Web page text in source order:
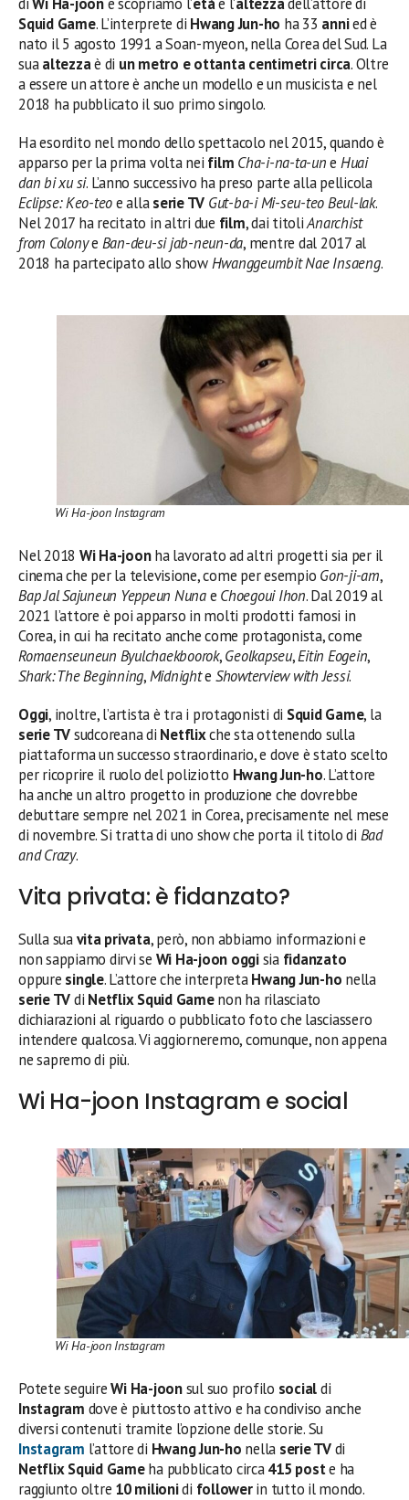
Squid Game. L’interprete di Hwang Jun-ho ha 33 annied è
nato il 5 agosto 1991 a Soan-myeon, nella Corea del Sud. La
suaaltezzaè di un metro e ottanta centimetri circa. Oltre
a essere un attore è anche un modello e un musicista e nel
2018 ha pubblicato il suo primo singolo.
Ha esordito nel mondo dello spettacolo nel 2015, quando è
apparso per la prima volta nei film Cha-i-na-ta-une Huai
dan bi xu si. L’anno successivo ha preso parte alla pellicola
Eclipse: Keo-teoe allaserie TV Gut-ba-i Mi-seu-teo Beul-lak.
Nel 2017 ha recitato in altri due film, dai titoliAnarchist
from Colonye Ban-deu-si jab-neun-da, mentre dal 2017 al
2018 ha partecipato allo showHwanggeumbit Nae Insaeng.
Wi Ha-joon Instagram
Nel 2018 Wi Ha-joonha lavorato ad altri progetti sia per il
cinema che per la televisione, come per esempio Gon-ji-am,
Bap Jal Sajuneun Yeppeun Nunae Choegoui Ihon. Dal 2019 al
2021 l’attore è poi apparso in molti prodotti famosi in
Corea, in cui ha recitato anche come protagonista, come
Romaenseuneun Byulchaekboorok,Geolkapseu,Eitin Eogein,
Shark: The Beginning,Midnighte Showterview with Jessi.
Oggi, inoltre, l’artista è tra i protagonisti di Squid Game, la
serie TVsudcoreana di Netflixche sta ottenendo sulla
piattaforma un successo straordinario, e dove è stato scelto
per ricoprire il ruolo del poliziotto Hwang Jun-ho. L’attore
ha anche un altro progetto in produzione che dovrebbe
debuttare sempre nel 2021 in Corea, precisamente nel mese
di novembre. Si tratta di uno show che porta il titolo di Bad
and Crazy.
Vita privata: è fidanzato?
Sulla suavita privata, però, non abbiamo informazioni e
non sappiamo dirvi se Wi Ha-joon oggisiafidanzato
oppure single. L’attore che interpretaHwang Jun-ho nella
serie TVdi Netflix Squid Gamenon ha rilasciato
dichiarazioni al riguardo o pubblicato foto che lasciassero
intendere qualcosa. Vi aggiorneremo, comunque, non appena
ne sapremo di più.
Wi Ha-joon Instagram e social
Wi Ha-joon Instagram
Potete seguireWi Ha-joonsul suo profilo socialdi
Instagram dove è piuttosto attivo e ha condiviso anche
diversi contenuti tramite l’opzione delle storie. Su
Instagram l’attore di Hwang Jun-ho nella serie TVdi
Netflix Squid Gameha pubblicato circa415 poste ha
raggiunto oltre 10 milionidi followerin tutto il mondo.